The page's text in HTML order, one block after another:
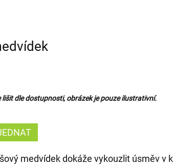
lišit dle dostupnosti, obrázek je pouze ilustrativní.
medvídek dokáže vykouzlit úsměv v